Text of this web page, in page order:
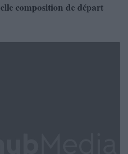
composition de départ